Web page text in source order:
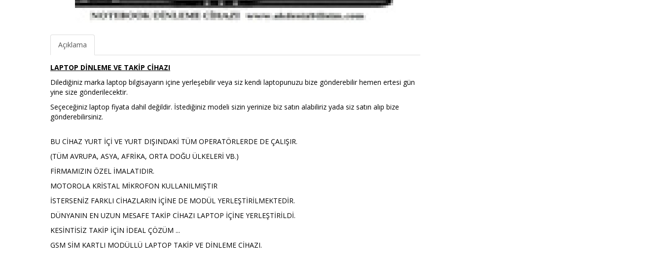
Açıklama
LAPTOP DİNLEME VE TAKİP CİHAZI
Dilediğiniz marka laptop bilgisayarın içine yerleşebilirveya siz kendi laptopunuzu bize gönderebilir hemen ertesi gün
yine size gönderilecektir.
Seçeceğiniz laptop fiyata dahil değildir. İstediğiniz modeli sizin yerinize biz satın alabiliriz yada siz satın alıp bize
gönderebilirsiniz.
BU CİHAZ YURT İÇİ VE YURT DIŞINDAKİ TÜM OPERATÖRLERDE DE ÇALIŞIR.
(TÜM AVRUPA, ASYA, AFRİKA, ORTA DOĞU ÜLKELERİ VB.)
FİRMAMIZIN ÖZEL İMALATIDIR.
MOTOROLA KRİSTAL MİKROFON KULLANILMIŞTIR
İSTERSENİZ FARKLI CİHAZLARIN İÇİNE DE MODÜL YERLEŞTİRİLMEKTEDİR.
DÜNYANIN EN UZUN MESAFE TAKİP CİHAZI LAPTOP İÇİNE YERLEŞTİRİLDİ.
KESİNTİSİZ TAKİP İÇİN İDEAL ÇÖZÜM ...
GSM SİM KARTLI MODÜLLÜ LAPTOP TAKİP VE DİNLEME CİHAZI.